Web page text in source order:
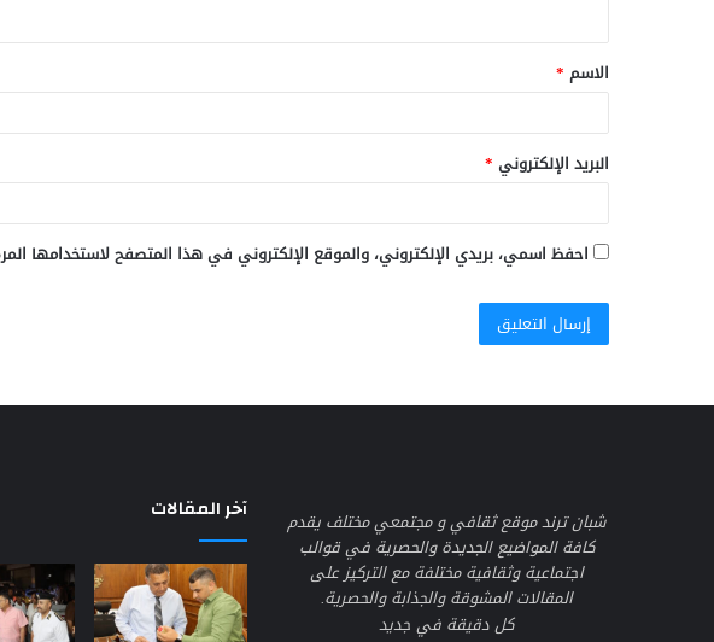
ق
*
الاسم *
البريد الإلكتروني *
احفظ اسمي، بريدي الإلكتروني، والموقع الإلكتروني في هذا المتصفح لاستخدامها
شبان ترند موقع ثقافي و مجتمعي مختلف يقدم
كافة المواضيع الجديدة والحصرية في قوالب
اجتماعية وثقافية مختلفة مع التركيز على
المقالات المشوقة والجذابة والحصرية.
كل دقيقة في جديد
آخر المقالات